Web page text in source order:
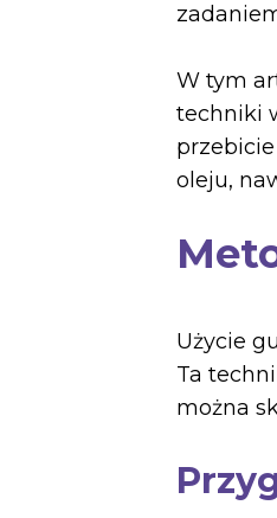
W tym
techniki
oleju,
Użycie
Ta
można